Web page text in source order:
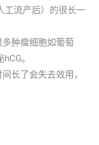
工流产后）的很长一
肿瘤细胞如葡萄
。
长了会失去效用，